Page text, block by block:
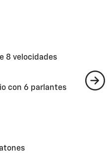
8 velocidades
con 6 parlantes